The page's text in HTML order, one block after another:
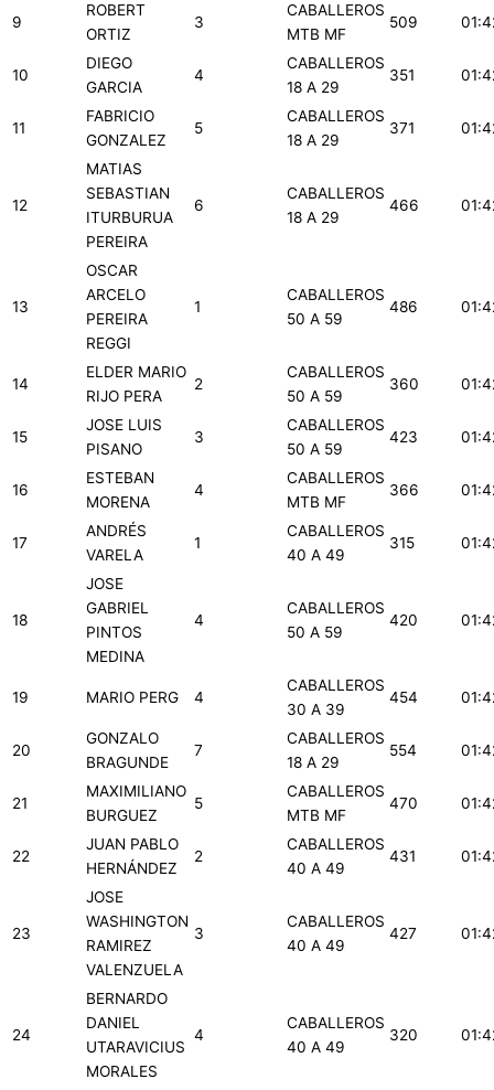
9
ROBERT
ORTIZ
3
CABALLEROS
MTB MF
509
10
DIEGO
GARCIA
4
CABALLEROS
18 A 29
351
11
FABRICIO
GONZALEZ
5
CABALLEROS
18 A 29
371
12
MATIAS
SEBASTIAN
ITURBURUA
PEREIRA
6
CABALLEROS
18 A 29
466
13
OSCAR
ARCELO
PEREIRA
REGGI
1
CABALLEROS
50 A 59
486
14
ELDER MARIO
RIJO PERA
2
CABALLEROS
50 A 59
360
15
JOSE LUIS
PISANO
3
CABALLEROS
50 A 59
423
16
ESTEBAN
MORENA
4
CABALLEROS
MTB MF
366
17
ANDRÉS
VARELA
1
CABALLEROS
40 A 49
315
18
JOSE
GABRIEL
PINTOS
MEDINA
4
CABALLEROS
50 A 59
420
19 MARIO PERG 4
CABALLEROS
30 A 39
454
20
GONZALO
BRAGUNDE
7
CABALLEROS
18 A 29
554
21
MAXIMILIANO
BURGUEZ
5
CABALLEROS
MTB MF
470
22
JUAN PABLO
HERNÁNDEZ
2
CABALLEROS
40 A 49
431
23
JOSE
WASHINGTON
RAMIREZ
VALENZUELA
3
CABALLEROS
40 A 49
427
24
BERNARDO
DANIEL
UTARAVICIUS
MORALES
4
CABALLEROS
40 A 49
320